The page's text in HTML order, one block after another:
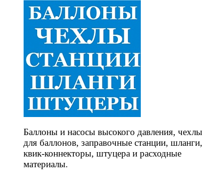
Баллоны и насосы высокого давления, чехлы
для баллонов, заправочные станции, шланги,
квик-коннекторы, штуцера и расходные
материалы.